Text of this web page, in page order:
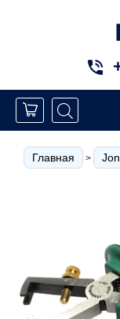
Главная >